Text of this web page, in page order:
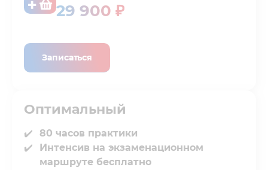
29 900 ₽
Записаться
Оптимальный
80 часов практики
Интенсив на экзаменационном
маршруте бесплатно